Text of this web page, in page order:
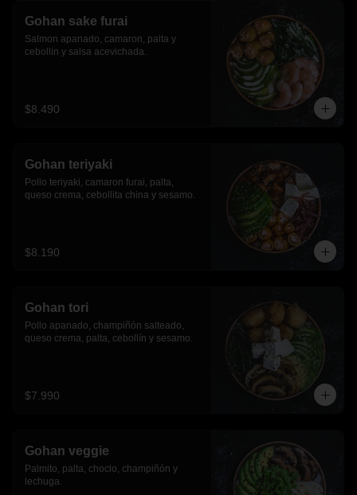
Gohan sake furai
Salmon apanado, camaron, palta y
cebollin y salsa acevichada.
$8.490
Gohan teriyaki
Pollo teriyaki, camaron furai, palta,
queso crema, cebollita china y sesamo.
$8.190
Gohan tori
Pollo apanado, champiñón salteado,
queso crema, palta, cebollín y sesamo.
$7.990
Gohan veggie
Palmito, palta, choclo, champiñón y
lechuga.